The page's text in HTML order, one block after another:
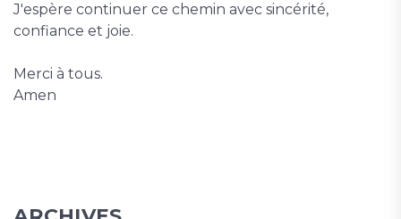
J'espère continuer ce chemin avec sincérité,
confiance et joie.
Merci à tous.
Amen